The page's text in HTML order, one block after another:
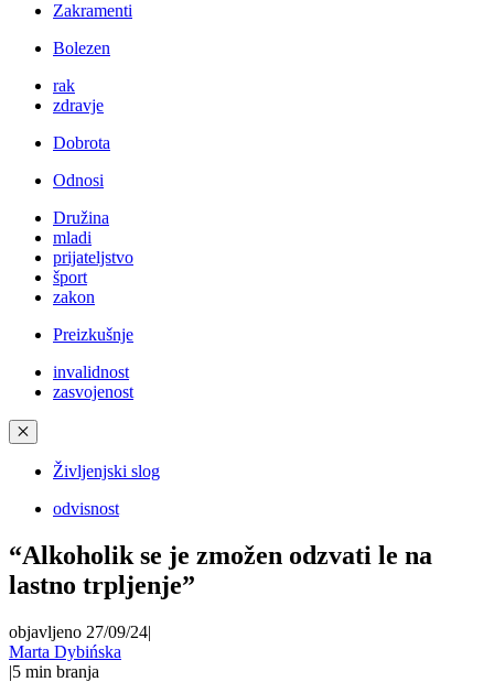
Zakramenti
Bolezen
rak
zdravje
Dobrota
Odnosi
Družina
mladi
prijateljstvo
šport
zakon
Preizkušnje
invalidnost
zasvojenost
✕
Življenjski slog
odvisnost
“Alkoholik se je zmožen odzvati le na
lastno trpljenje”
objavljeno 27/09/24|
Marta Dybińska
|5 min branja